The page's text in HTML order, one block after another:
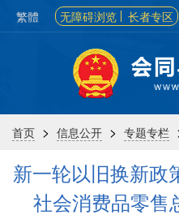
繁體 无障碍浏览 长者专区
首页 > 信息公开 > 专题专栏
新一轮以旧换新政
社会消费品零售